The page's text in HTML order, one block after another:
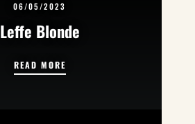
06/05/2023
Leffe Blonde
READ MORELEFFE BLONDE